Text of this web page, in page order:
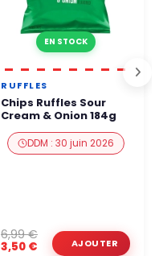
EN STOCK
RUFFLES
Chips Ruffles Sour
Cream & Onion 184g
DDM : 30 juin 2026
3,50 €
6,99 €